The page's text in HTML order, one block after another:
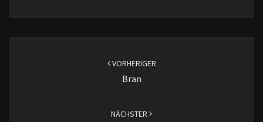
VORHERIGER
Bran
NÄCHSTER